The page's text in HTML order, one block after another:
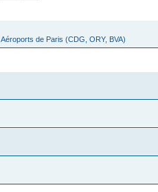
Aéroports de Paris (CDG, ORY, BVA)